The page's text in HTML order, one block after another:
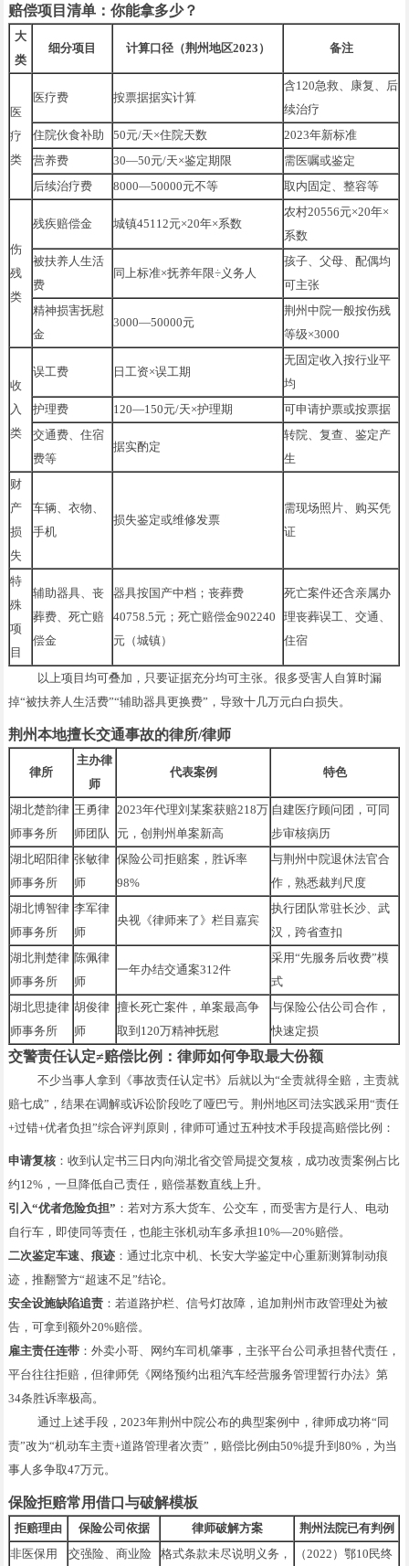
赔偿项目清单：你能拿多少？
大
类
细分项目 计算口径（荆州地区2023） 备注
医
疗
类
医疗费 按票据据实计算
含120急救、康复、后
续治疗
住院伙食补助
50元/天×住院天数
2023年新标准
营养费
30—50元/天×鉴定期限
需医嘱或鉴定
后续治疗费
8000—50000元不等 取内固定、整容等
伤
残
类
残疾赔偿金 城镇45112元×20年×系数
农村20556元×20年×
系数
被扶养人生活
费
同上标准×抚养年限÷义务人
孩子、父母、配偶均
可主张
精神损害抚慰
金
3000—50000元
荆州中院一般按伤残
等级×3000
收
入
类
误工费 日工资×误工期
无固定收入按行业平
均
护理费
120—150元/天×护理期
可申请护票或按票据
交通费、住宿
费等
据实酌定
转院、复查、鉴定产
生
财
产
损
失
车辆、衣物、
手机
损失鉴定或维修发票
需现场照片、购买凭
证
特
殊
项
目
辅助器具、丧
葬费、死亡赔
偿金
器具按国产中档；丧葬费
40758.5元；死亡赔偿金902240
元（城镇）
死亡案件还含亲属办
理丧葬误工、交通、
住宿
以上项目均可叠加，只要证据充分均可主张。很多受害人自算时漏
掉“被扶养人生活费”“辅助器具更换费”，导致十几万元白白损失。
荆州本地擅长交通事故的律所/律师
律所
主办律
师
代表案例 特色
湖北楚韵律
师事务所
王勇律
师团队
2023年代理刘某案获赔218万
元，创荆州单案新高
自建医疗顾问团，可同
步审核病历
湖北昭阳律
师事务所
张敏律
师
保险公司拒赔案，胜诉率
98%
与荆州中院退休法官合
作，熟悉裁判尺度
湖北博智律
师事务所
李军律
师
央视《律师来了》栏目嘉宾
执行团队常驻长沙、武
汉，跨省查扣
湖北荆楚律
师事务所
陈佩律
师
一年办结交通案312件
采用“先服务后收费”模
式
湖北思捷律
师事务所
胡俊律
师
擅长死亡案件，单案最高争
取到120万精神抚慰
与保险公估公司合作，
快速定损
交警责任认定≠赔偿比例：律师如何争取最大份额
不少当事人拿到《事故责任认定书》后就以为“全责就得全赔，主责就
赔七成”，结果在调解或诉讼阶段吃了哑巴亏。荆州地区司法实践采用“责任
+过错+优者负担”综合评判原则，律师可通过五种技术手段提高赔偿比例：
申请复核 ：收到认定书三日内向湖北省交管局提交复核，成功改责案例占比
约12%，一旦降低自己责任，赔偿基数直线上升。
引入“优者危险负担” ：若对方系大货车、公交车，而受害方是行人、电动
自行车，即使同等责任，也能主张机动车多承担10%—20%赔偿。
二次鉴定车速、痕迹 ：通过北京中机、长安大学鉴定中心重新测算制动痕
迹，推翻警方“超速不足”结论。
安全设施缺陷追责 ：若道路护栏、信号灯故障，追加荆州市政管理处为被
告，可拿到额外20%赔偿。
雇主责任连带 ：外卖小哥、网约车司机肇事，主张平台公司承担替代责任，
平台往往拒赔，但律师凭《网络预约出租汽车经营服务管理暂行办法》第
34条胜诉率极高。
通过上述手段，2023年荆州中院公布的典型案例中，律师成功将“同
责”改为“机动车主责+道路管理者次责”，赔偿比例由50%提升到80%，为当
事人多争取47万元。
保险拒赔常用借口与破解模板
拒赔理由 保险公司依据 律师破解方案
荆州法院已有判例
非医保用
交强险、商业险 格式条款未尽说明义务， （2022）鄂10民终